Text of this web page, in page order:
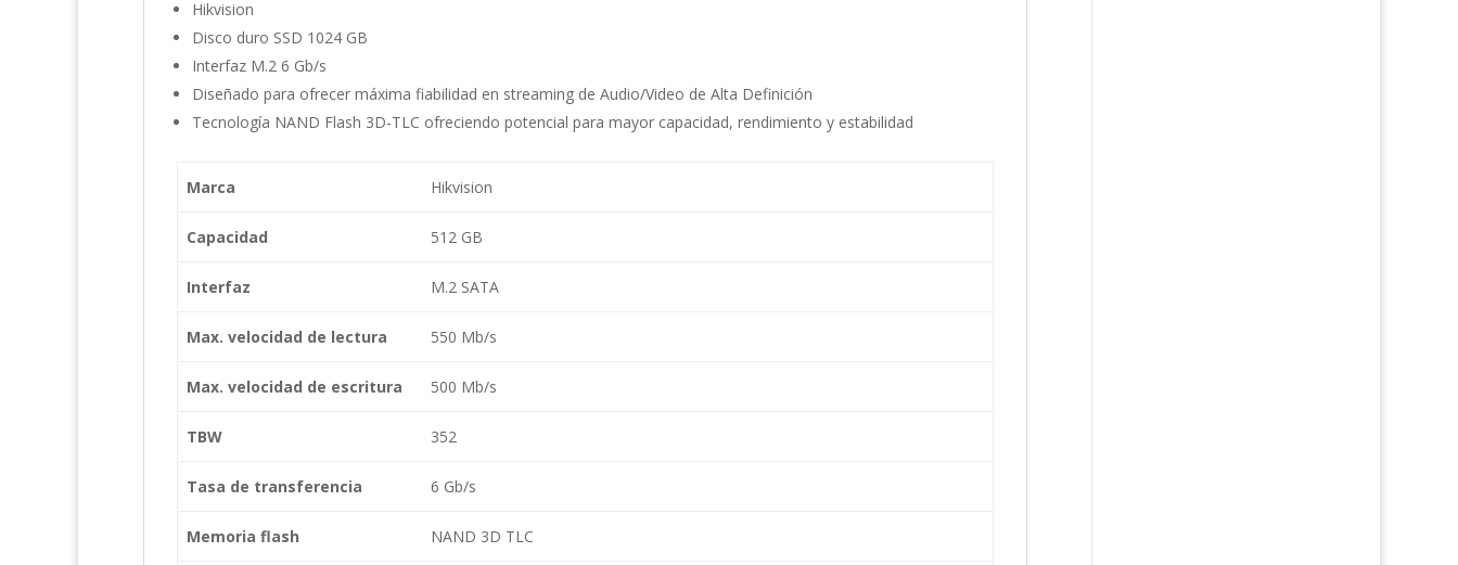
Hikvision
Disco duro SSD 1024 GB
Interfaz M.2 6 Gb/s
Diseñado para ofrecer máxima fiabilidad en streaming de Audio/Video de Alta Definición
Tecnología NAND Flash 3D-TLC ofreciendo potencial para mayor capacidad, rendimiento y estabilidad
Marca Hikvision
Capacidad 512 GB
Interfaz M.2 SATA
Max. velocidad de lectura 550 Mb/s
Max. velocidad de escritura 500 Mb/s
TBW 352
Tasa de transferencia 6 Gb/s
Memoria flash NAND 3D TLC